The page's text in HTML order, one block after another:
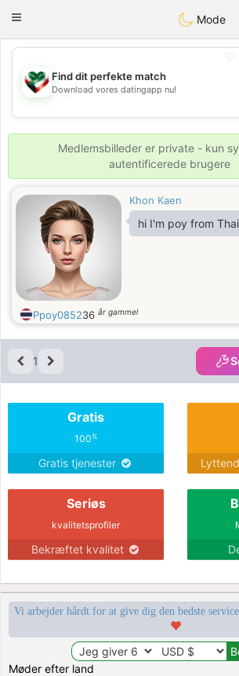
Kuwait Chat
Toggle
Mode
💖
💕
Find dit perfekte match
Download vores datingapp nu!
Medlemsbilleder er private - kun
autentificerede brugere
Khon Kaen
hi I'm poy from
Ppoy085236 år gammel
1
Gratis
100%
Gratis tjenester
Seriøs
kvalitetsprofiler
Bekræftet kvalitet
Vi arbejder hårdt for at give dig den bedste
Møder efter land